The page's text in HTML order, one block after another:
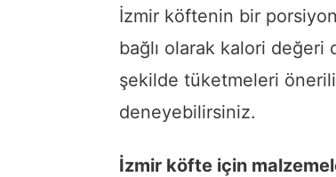
İzmir köftenin bir
bağlı olarak kalori
şekilde tüketmeleri
deneyebilirsiniz.
İzmir köfte için